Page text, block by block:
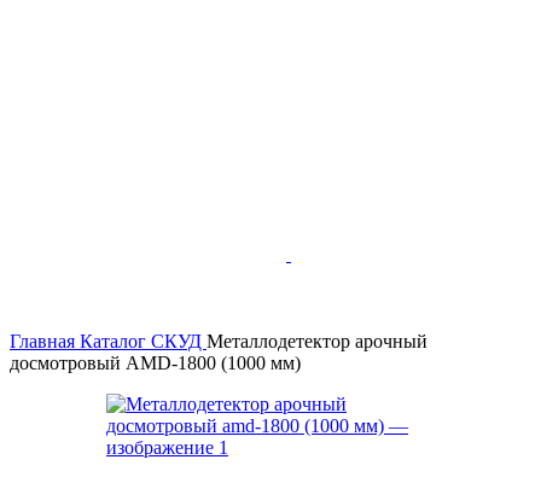
Главная Каталог СКУД Металлодетектор арочный
досмотровый AMD-1800 (1000 мм)